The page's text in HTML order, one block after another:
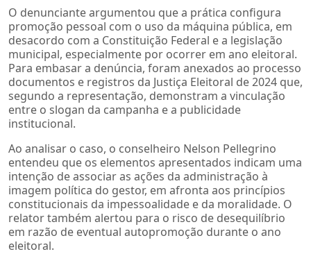
O denunciante argumentou que a prática configura
promoção pessoal com o uso da máquina pública, em
desacordo com a Constituição Federal e a legislação
municipal, especialmente por ocorrer em ano eleitoral.
Para embasar a denúncia, foram anexados ao processo
documentos e registros da Justiça Eleitoral de 2024 que,
segundo a representação, demonstram a vinculação
entre o slogan da campanha e a publicidade
institucional.
Ao analisar o caso, o conselheiro Nelson Pellegrino
entendeu que os elementos apresentados indicam uma
intenção de associar as ações da administração à
imagem política do gestor, em afronta aos princípios
constitucionais da impessoalidade e da moralidade. O
relator também alertou para o risco de desequilíbrio
em razão de eventual autopromoção durante o ano
eleitoral.